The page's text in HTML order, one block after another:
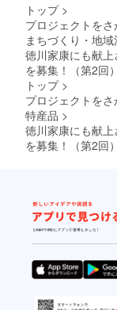
トップ >
プロジェクトをさ
まちづくり・地
徳川家康にも献
を募集！（第2回）
トップ >
プロジェクトをさ
特産品 >
徳川家康にも献
を募集！（第2回）